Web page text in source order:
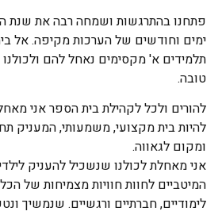
פתחנו בהתרגשות ושמחה רבה את שנת
תלמידים א' מקסימים נאחל להם
טובה.
להורים ולכל לקהילת בית הספר אני
להיות בית מקצועי, משמעותי, המעניק
ומקום לגאווה.
אני מאחלת לכולנו שנשכיל להעניק
המיטביים לחוות חוויות מצמיחות של
לימודיים, חברתיים ורגשיים. שנמשיך